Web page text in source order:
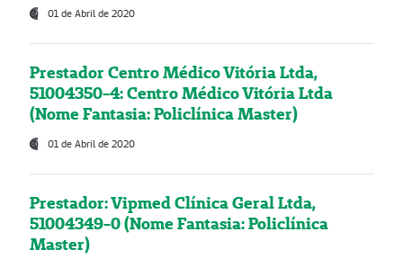
01 de Abril de 2020
Prestador Centro Médico Vitória Ltda,
51004350-4: Centro Médico Vitória Ltda
(Nome Fantasia: Policlínica Master)
01 de Abril de 2020
Prestador: Vipmed Clínica Geral Ltda,
51004349-0 (Nome Fantasia: Policlínica
Master)